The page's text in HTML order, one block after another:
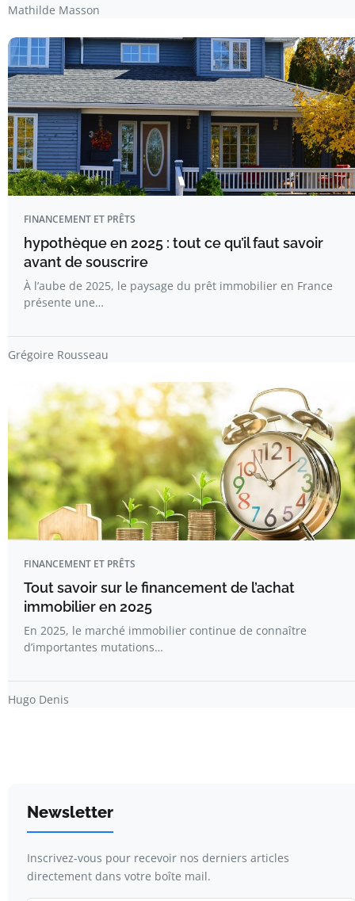
Mathilde Masson
FINANCEMENT ET PRÊTS
hypothèque en 2025 : tout ce qu’il faut savoir
avant de souscrire
À l’aube de 2025, le paysage du prêt immobilier en France
présente une…
Grégoire Rousseau
FINANCEMENT ET PRÊTS
Tout savoir sur le financement de l’achat
immobilier en 2025
En 2025, le marché immobilier continue de connaître
d’importantes mutations…
Hugo Denis
Newsletter
Inscrivez-vous pour recevoir nos derniers articles
directement dans votre boîte mail.